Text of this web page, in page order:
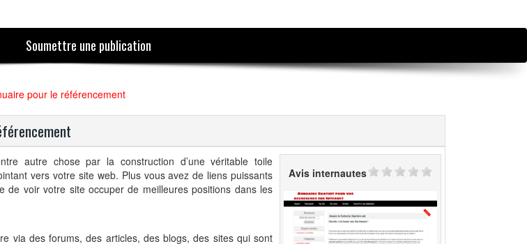
Soumettre une publication
pour le référencement
autre chose par la construction d’une véritable toile
vers votre site web. Plus vous avez de liens puissants
de voir votre site occuper de meilleures positions dans les
via des forums, des articles, des blogs, des sites qui sont
Avis internautes